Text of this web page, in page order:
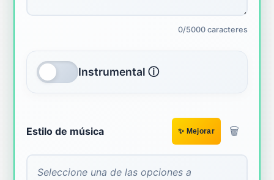
0/5000 caracteres
Instrumental ⓘ
Estilo de música ✨ Mejorar 🗑️